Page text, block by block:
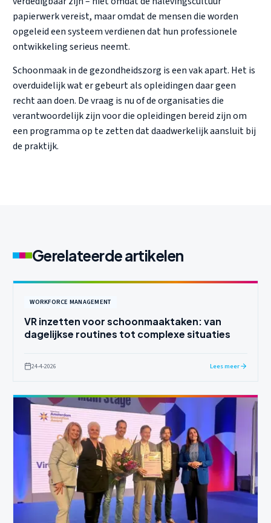
papierwerk vereist, maar omdat de mensen die worden
opgeleid een systeem verdienen dat hun professionele
ontwikkeling serieus neemt.
Schoonmaak in de gezondheidszorg is een vak apart. Het is
overduidelijk wat er gebeurt als opleidingen daar geen
recht aan doen. De vraag is nu of de organisaties die
verantwoordelijk zijn voor die opleidingen bereid zijn om
een programma op te zetten dat daadwerkelijk aansluit bij
de praktijk.
Gerelateerde artikelen
WORKFORCE MANAGEMENT
VR inzetten voor schoonmaaktaken: van
dagelijkse routines tot complexe situaties
24-4-2026 Lees meer